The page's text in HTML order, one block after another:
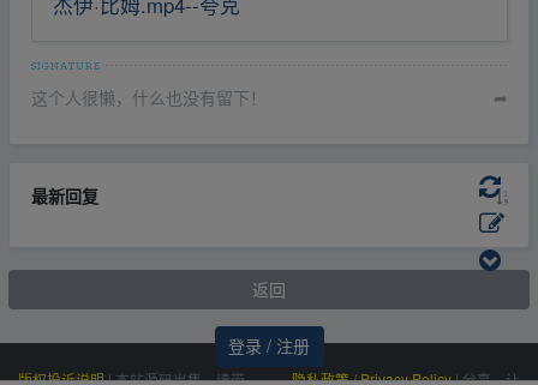
登录 / 注册
这个人很懒，什么也没有留下！ ➦
最新回复
返回
版权投诉说明|本站源码出售，请带 隐私政策 / Privacy Policy|分享，让